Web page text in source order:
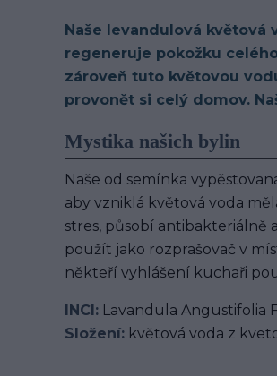
Naše levandulová
regeneruje pokožku
zároveň tuto květovou
provonět si celý domov.
Mystika našich bylin
Naše od semínka
aby vzniklá květová voda
stres, působí antibakteriálně
použít jako rozprašovač v
někteří vyhlášení kuchaři
INCI: Lavandula Angustifolia
Složení: květová voda z